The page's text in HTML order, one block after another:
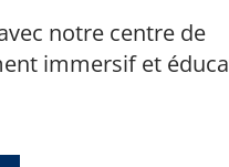
notre centre de
immersif et